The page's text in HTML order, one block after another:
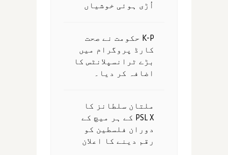
اُڑی ہوئی خوشیاں
K-P حکومت نے صحت
کارڈ پروگرام میں
بڑے ٹرانسپلانٹس کا
اضافہ کر دیا۔
ملتان سلطانز کا
PSL X کے ہر میچ کے
دوران فلسطین کو
رقم دینے کا اعلان